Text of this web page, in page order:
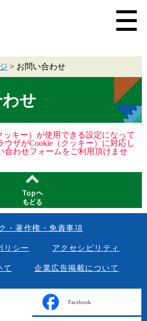
> お問い合わせ
せ
ッキー）が使用できる設定になって
ウザがCookie（クッキー）に対応し
合わせフォームをご利用頂けませ
・著作権・免責事項
リシー アクセシビリティ
て 企業広告掲載について
Facebook